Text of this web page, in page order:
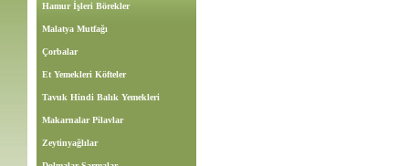
Hamur İşleri Börekler
Malatya Mutfağı
Çorbalar
Et Yemekleri Köfteler
Tavuk Hindi Balık Yemekleri
Makarnalar Pilavlar
Zeytinyağlılar